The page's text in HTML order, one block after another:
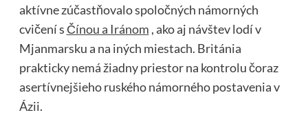
aktívne zúčastňovalo spoločných námorných
cvičení s Čínou a Iránom , ako aj návštev lodí v
Mjanmarsku a na iných miestach. Británia
prakticky nemá žiadny priestor na kontrolu čoraz
asertívnejšieho ruského námorného postavenia v
Ázii.